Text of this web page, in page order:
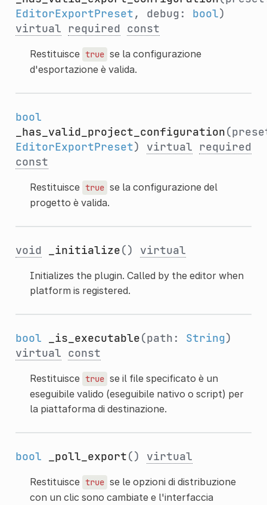
EditorExportPreset, debug: bool)
virtual
required const
Restituisce true se la configurazione
d'esportazione è valida.
bool
_has_valid_project_configuration
EditorExportPreset) virtual
required
const
Restituisce true se la configurazione del
progetto è valida.
void _initialize() virtual
Initializes the plugin. Called by the editor when
platform is registered.
bool _is_executable(path: String)
virtual const
Restituisce true se il file specificato è un
eseguibile valido (eseguibile nativo o script) per
la piattaforma di destinazione.
bool _poll_export() virtual
Restituisce true se le opzioni di distribuzione
con un clic sono cambiate e l'interfaccia